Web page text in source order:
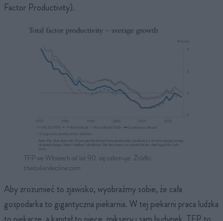
Factor Productivity).
TFP we Włoszech od lat 90. się załamuje. Źródło:
theitaliandecline.com
Aby zrozumieć to zjawisko, wyobraźmy sobie, że cała
gospodarka to gigantyczna piekarnia. W tej piekarni praca ludzka